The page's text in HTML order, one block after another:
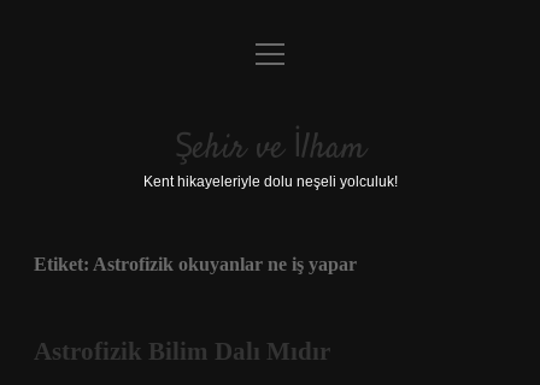
Anasayfa
Yasal Uyarı
menüyü
Şehir ve İlham
Kent hikayeleriyle dolu neşeli yolculuk!
Etiket: Astrofizik okuyanlar ne iş yapar
Astrofizik Bilim Dalı Mıdır